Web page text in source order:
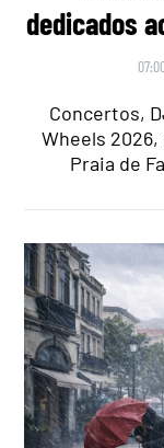
dedicados
Concertos,
Wheels
Praia de